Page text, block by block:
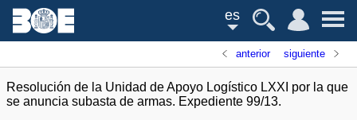
es
anterior siguiente
Resolución de la Unidad de Apoyo Logístico LXXI por la que
se anuncia subasta de armas. Expediente 99/13.